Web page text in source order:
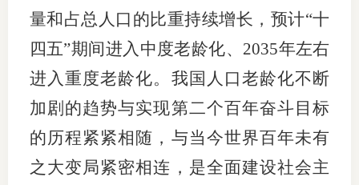
量和占总人口的比重持续增长，预计“十
四五”期间进入中度老龄化、2035年左右
进入重度老龄化。我国人口老龄化不断
加剧的趋势与实现第二个百年奋斗目标
的历程紧紧相随，与当今世界百年未有
之大变局紧密相连，是全面建设社会主